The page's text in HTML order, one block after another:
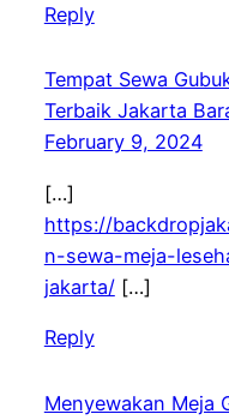
Reply
Tempat Sewa
Terbaik Jakarta
February 9, 2024
[…]
https://
n-sewa-meja-
jakarta/[…]
Reply
Menyewakan Meja